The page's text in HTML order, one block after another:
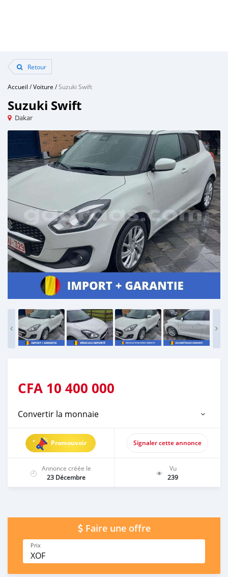
Retour
Accueil /Voiture /Suzuki Swift
Suzuki Swift
Dakar
CFA 10 400 000
Convertir la monnaie
Promouvoir Signaler cette annonce
Annonce créée le
23 Décembre
Vu
239
Faire une offre
Prix
XOF